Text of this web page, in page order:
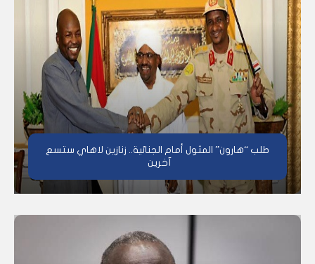
طلب “هارون” المثول أمام الجنائية.. زنازين لاهاي ستسع
آخرين